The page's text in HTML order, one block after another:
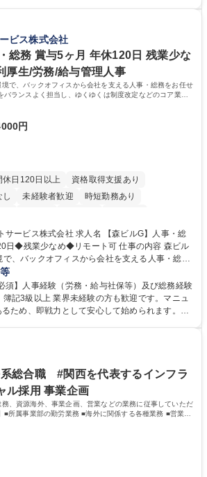
め、商品に関わる全ての業務をサポート頂きま
来、外食産業を中心としたお客様の多様なニー
生産・輸入・販売を一貫して手掛けています。
固な連携によるワンストップサービスが最大の強
格 学歴：大学院 大学 語学力：英語 資格：
ビス株式会社
総務 賞与5ヶ月 年休120日 残業少な
厚生/労務/給与管理人事
で、バックオフィスから会社を支える人事・総務をお任せ
バランスよく担当し、ゆくゆくは制度改定などのコア業務
環境です。
円
休日120日以上
資格取得支援あり
し 未経験者歓迎
時短勤務あり
支給 長期歓迎 駅近5分以内 土日祝休み
求人名 【森ビルG】人事・総
なめ◆リモート可 仕事の内容 森ビル
、バックオフィスから会社を支える人事・総務
総務の業務をバランスよく担当し、ゆくゆくは制
戦できる、やりがいある環境です。 ■勤怠管
手続き、年末調整等の労務管理全般 ■入退社手続
制度改定などのコア業務 ■社内イベントの企画
が整っているため、安心して成長できます。 募
・総務◆賞与5ヶ月◆年休120日◆残業少なめ◆
須】人事経験（労務・給与社保等）及び総務経験
簿記3級以上 業界未経験の方も歓迎です。マニュ
ため、即戦力として安心して始められます。
の成長と組織への貢献度をダイレクトに実感で
1日リモート可など、ワークライフバランスを保
す。 「これまでの幅広い経験を活かし、長期的な
う前向きな意欲と挑戦を全力で応援します。 学
学 高専 短大 専修学校 高校 語学力： 資格：日商
2級 日商簿記検定3級
系総合職 #関西を代表するインフラ
採用 事業企画
、資源海外、事業企画、営業などの業務に従事していただ
■所属事業部の勤労業務 ■海外に関係する各種業務 ■営業部